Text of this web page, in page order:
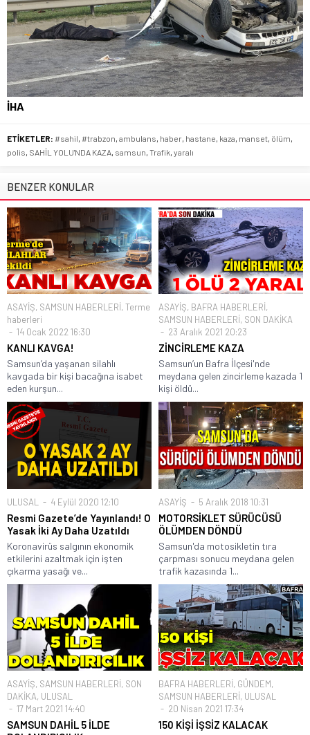
İHA
ETİKETLER: #sahil #trabzon ambulans haber hastane kaza manset ölüm
polis SAHİL YOLU'NDA KAZA samsun Trafik yaralı
BENZER KONULAR
ASAYİŞ, SAMSUN HABERLERİ, Terme
haberleri
14 Ocak 2022 16:30
KANLI KAVGA!
Samsun’da yaşanan silahlı
kavgada bir kişi bacağına isabet
eden kurşun...
ASAYİŞ, BAFRA HABERLERİ,
SAMSUN HABERLERİ, SON DAKİKA
23 Aralık 2021 20:23
ZİNCİRLEME KAZA
Samsun’un Bafra İlçesi'nde
meydana gelen zincirleme kazada 1
kişi öldü...
ULUSAL 4 Eylül 2020 12:10
Resmi Gazete’de Yayınlandı! O
Yasak İki Ay Daha Uzatıldı
Koronavirüs salgının ekonomik
etkilerini azaltmak için işten
çıkarma yasağı ve...
ASAYİŞ 5 Aralık 2018 10:31
MOTORSİKLET SÜRÜCÜSÜ
ÖLÜMDEN DÖNDÜ
Samsun'da motosikletin tıra
çarpması sonucu meydana gelen
trafik kazasında 1...
ASAYİŞ, SAMSUN HABERLERİ, SON
DAKİKA, ULUSAL
17 Mart 2021 14:40
SAMSUN DAHİL 5 İLDE
BAFRA HABERLERİ, GÜNDEM,
SAMSUN HABERLERİ, ULUSAL
20 Nisan 2021 17:34
150 KİŞİ İŞSİZ KALACAK